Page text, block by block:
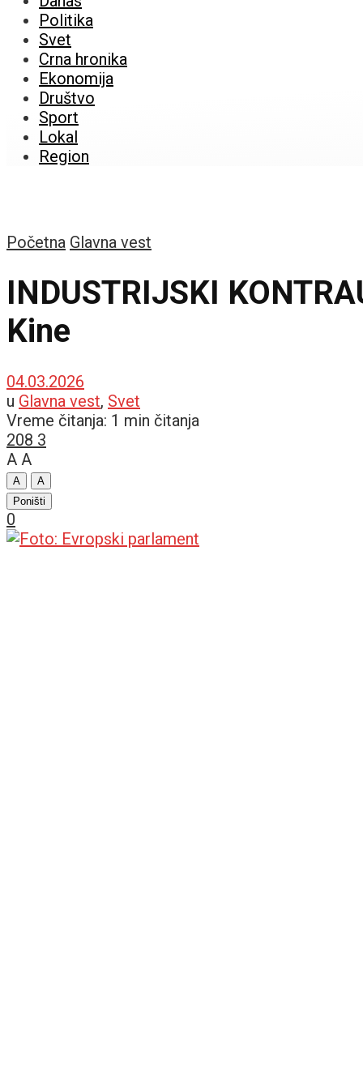
Politika
Svet
Crna hronika
Ekonomija
Društvo
Sport
Lokal
Region
Početna Glavna vest
INDUSTRIJSKI
Kine
04.03.2026
u Glavna vest, Svet
Vreme čitanja: 1 min čitanja
208 3
A A
A
A
Poništi
0